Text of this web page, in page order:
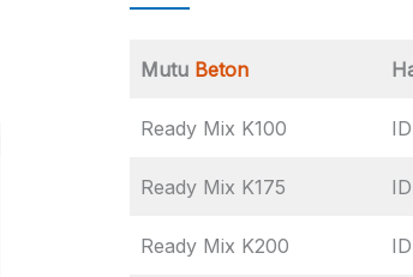
Mutu Beton
Ready Mix K100
Ready Mix K175
Ready Mix K200